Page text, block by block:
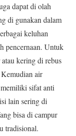
dapat di olah
di gunakan dalam
keluhan
pencernaan. Untuk
kering di rebus
air
sifat anti
lain sering di
bisa di campur
tradisional.